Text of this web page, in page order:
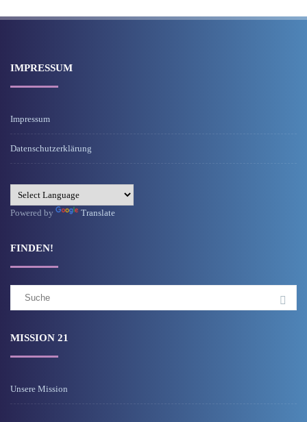
IMPRESSUM
Impressum
Datenschutzerklärung
Powered by Translate
FINDEN!
MISSION 21
Unsere Mission